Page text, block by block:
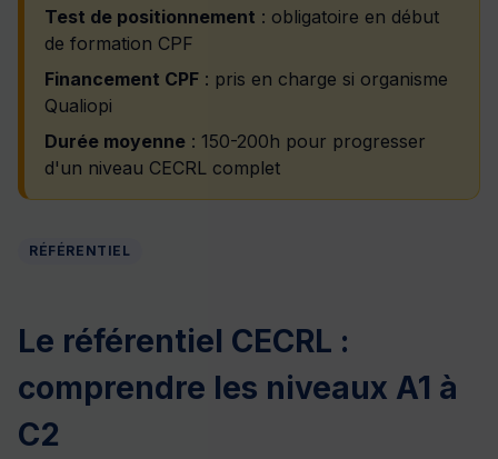
Test de positionnement : obligatoire en début
de formation CPF
Financement CPF : pris en charge si organisme
Qualiopi
Durée moyenne : 150-200h pour progresser
d'un niveau CECRL complet
RÉFÉRENTIEL
Le référentiel CECRL :
comprendre les niveaux A1 à
C2